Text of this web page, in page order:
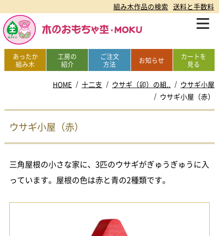
組み木作品の検索 送料と手数料
あったか
組み木
工房の
紹介
ご注文
方法
お知らせ
カートを
見る
HOME 十二支 ウサギ（卯）の組..
ウサギ小屋
ウサギ小屋（赤）
ウサギ小屋（赤）
三角屋根の小さな家に、3匹のウサギがぎゅうぎゅうに入
っています。屋根の色は赤と青の2種類です。